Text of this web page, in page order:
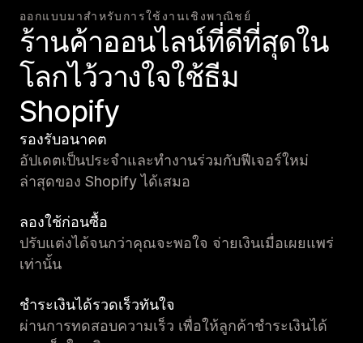
ออกแบบมาสำหรับการใช้งานเชิงพาณิชย์
ร้านค้าออนไลน์ที่ดีที่สุดใน
โลกไว้วางใจใช้ธีม
Shopify
รองรับอนาคต
อัปเดตเป็นประจำและทำงานร่วมกับฟีเจอร์ใหม่
ล่าสุดของ Shopify ได้เสมอ
ลองใช้ก่อนซื้อ
ปรับแต่งได้จนกว่าคุณจะพอใจ จ่ายเงินเมื่อเผยแพร่
เท่านั้น
ชำระเงินได้รวดเร็วทันใจ
ผ่านการทดสอบความเร็ว เพื่อให้ลูกค้าชำระเงินได้